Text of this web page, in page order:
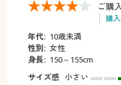
ご購
購
年代: 10歳未満
性別: 女性
身長: 150～155cm
サイズ感 小さい